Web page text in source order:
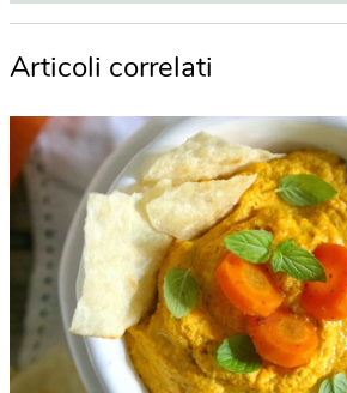
Articoli correlati